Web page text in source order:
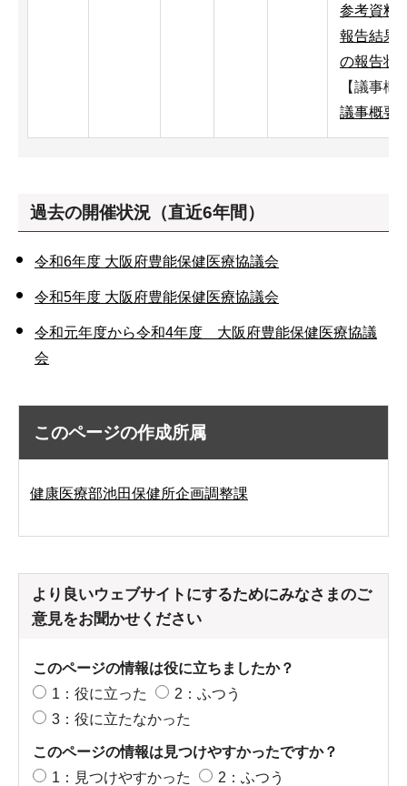
参考資料
報告結果
の報告状
【議事概
議事概要
過去の開催状況（直近6年間）
令和6年度 大阪府豊能保健医療協議会
令和5年度 大阪府豊能保健医療協議会
令和元年度から令和4年度 大阪府豊能保健医療協議
会
このページの作成所属
健康医療部池田保健所企画調整課
より良いウェブサイトにするためにみなさまのご
意見をお聞かせください
このページの情報は役に立ちましたか？
1：役に立った
2：ふつう
3：役に立たなかった
このページの情報は見つけやすかったですか？
1：見つけやすかった
2：ふつう